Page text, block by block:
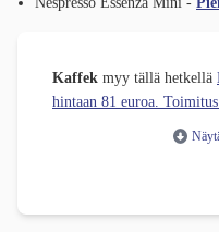
Kaffek myy tällä hetkellä
hintaan 81 euroa.